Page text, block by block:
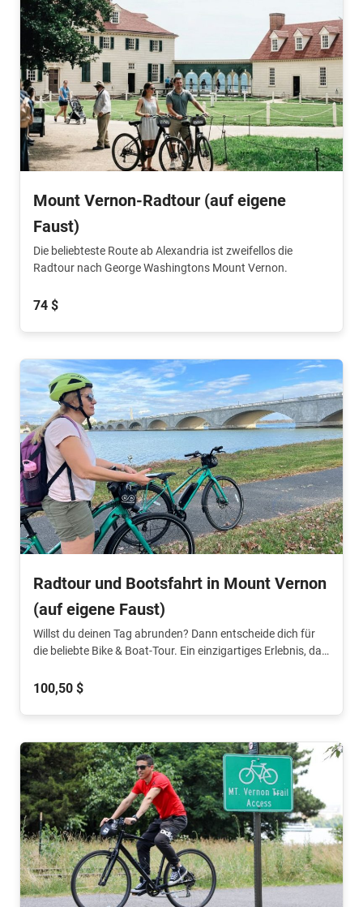
Mount Vernon-Radtour (auf eigene
Faust)
Die beliebteste Route ab Alexandria ist zweifellos die
Radtour nach George Washingtons Mount Vernon.
74 $
Radtour und Bootsfahrt in Mount Vernon
(auf eigene Faust)
Willst du deinen Tag abrunden? Dann entscheide dich für
die beliebte Bike & Boat-Tour. Ein einzigartiges Erlebnis, das
100,50 $